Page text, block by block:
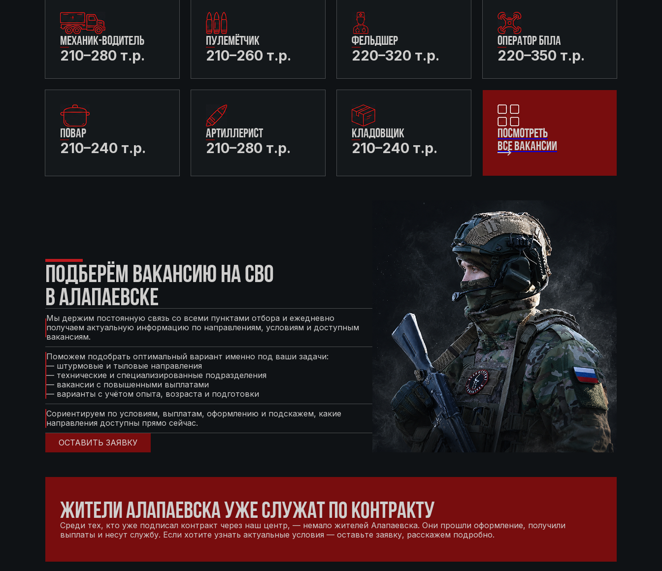
МЕХАНИК-ВОДИТЕЛЬ
210–280 т.р.
ПУЛЕМЁТЧИК
210–260 т.р.
ФЕЛЬДШЕР
220–320 т.р.
ОПЕРАТОР БПЛА
220–350 т.р.
ПОВАР
210–240 т.р.
АРТИЛЛЕРИСТ
210–280 т.р.
КЛАДОВЩИК
210–240 т.р.
ПОСМОТРЕТЬ
ВСЕ ВАКАНСИИ
ПОДБЕРЁМ ВАКАНСИЮ НА СВО
В АЛАПАЕВСКЕ
Мы держим постоянную связь со всеми пунктами отбора и ежедневно
получаем актуальную информацию по направлениям, условиям и доступным
вакансиям.
Поможем подобрать оптимальный вариант именно под ваши задачи:
— штурмовые и тыловые направления
— технические и специализированные подразделения
— вакансии с повышенными выплатами
— варианты с учётом опыта, возраста и подготовки
Сориентируем по условиям, выплатам, оформлению и подскажем, какие
направления доступны прямо сейчас.
ОСТАВИТЬ ЗАЯВКУ
ЖИТЕЛИ АЛАПАЕВСКА УЖЕ СЛУЖАТ ПО КОНТРАКТУ
Среди тех, кто уже подписал контракт через наш центр, — немало жителей Алапаевска. Они прошли оформление, получили
выплаты и несут службу. Если хотите узнать актуальные условия — оставьте заявку, расскажем подробно.